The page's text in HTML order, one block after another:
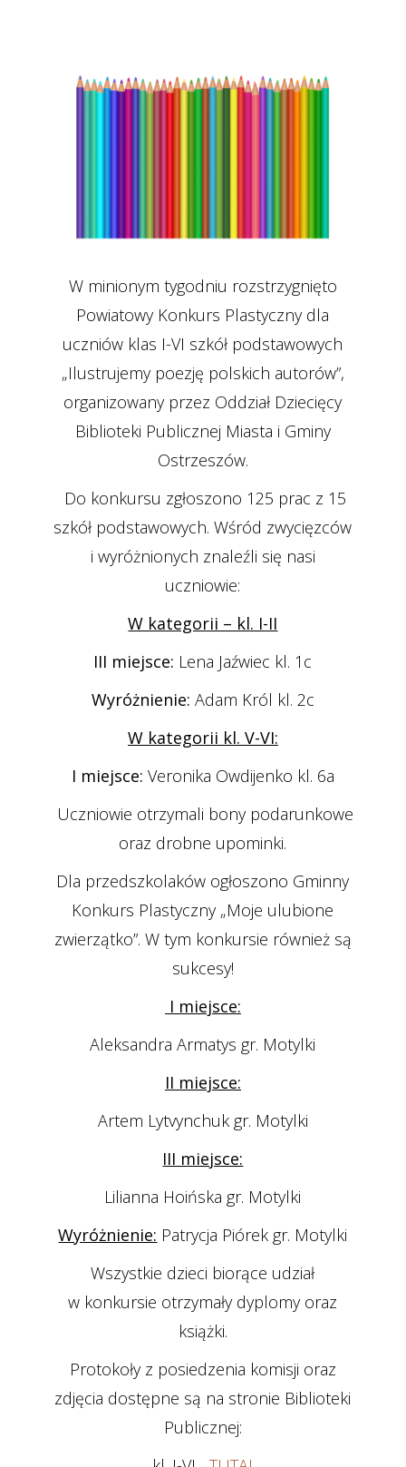
W minionym tygodniu rozstrzygnięto
Powiatowy Konkurs Plastyczny dla
uczniów klas I-VI szkół podstawowych
„Ilustrujemy poezję polskich autorów”,
organizowany przez Oddział Dziecięcy
Biblioteki Publicznej Miasta i Gminy
Ostrzeszów.
Do konkursu zgłoszono 125 prac z 15
szkół podstawowych. Wśród zwycięzców
i wyróżnionych znaleźli się nasi
uczniowie:
W kategorii – kl. I-II
III miejsce: Lena Jaźwiec kl. 1c
Wyróżnienie: Adam Król kl. 2c
W kategorii kl. V-VI:
I miejsce: Veronika Owdijenko kl. 6a
Uczniowie otrzymali bony podarunkowe
oraz drobne upominki.
Dla przedszkolaków ogłoszono Gminny
Konkurs Plastyczny „Moje ulubione
zwierzątko”. W tym konkursie również są
sukcesy!
I miejsce:
Aleksandra Armatys gr. Motylki
II miejsce:
Artem Lytvynchuk gr. Motylki
III miejsce:
Lilianna Hoińska gr. Motylki
Wyróżnienie: Patrycja Piórek gr. Motylki
Wszystkie dzieci biorące udział
w konkursie otrzymały dyplomy oraz
książki.
Protokoły z posiedzenia komisji oraz
zdjęcia dostępne są na stronie Biblioteki
Publicznej: